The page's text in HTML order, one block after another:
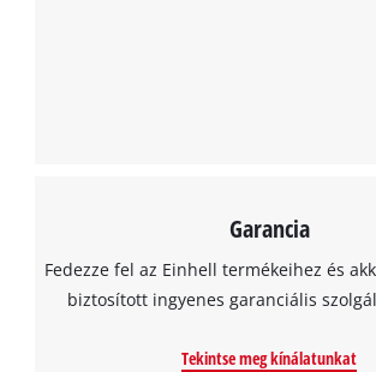
Garancia
Fedezze fel az Einhell termékeihez és
biztosított ingyenes garanciális
Tekintse meg kínálatunkat